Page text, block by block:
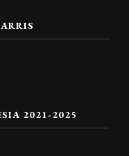
2021-2025